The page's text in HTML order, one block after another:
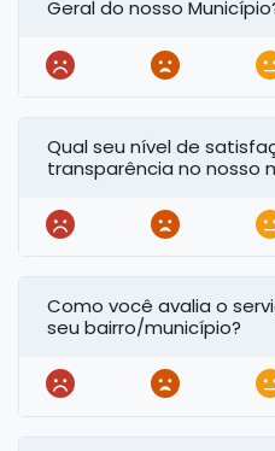
Geral do nosso
Qual seu nível de
transparência no nosso
Como você avalia o
seu bairro/município?